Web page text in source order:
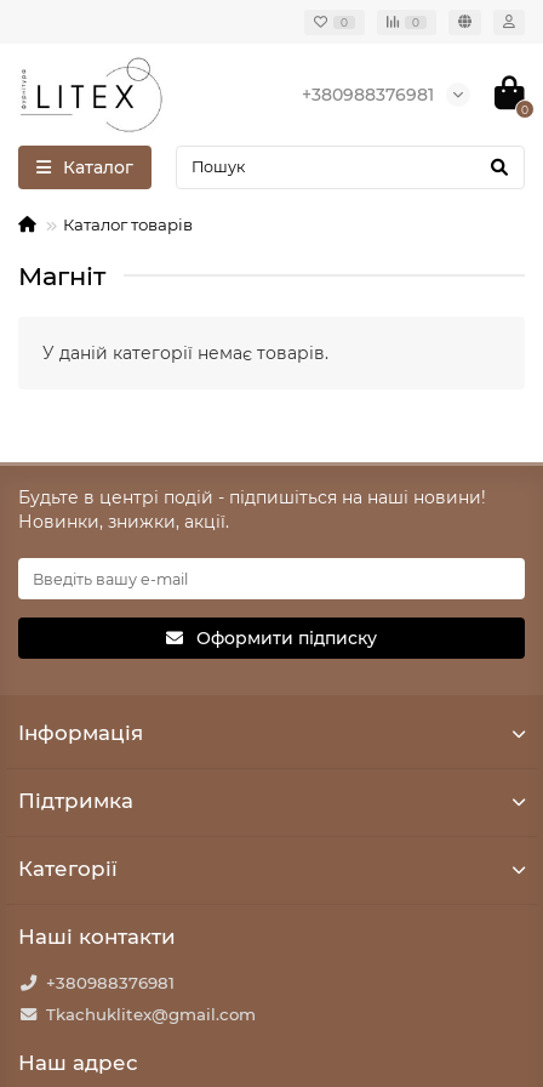
0 0
+380988376981
0
Каталог
Каталог товарів
Магніт
У даній категорії немає товарів.
Будьте в центрі подій - підпишіться на наші новини!
Новинки, знижки, акції.
Оформити підписку
Iнформація
Підтримка
Категорії
Наші контакти
+380988376981
Tkachuklitex@gmail.com
Наш адрес